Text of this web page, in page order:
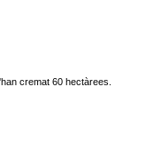
cremat 60 hectàrees.